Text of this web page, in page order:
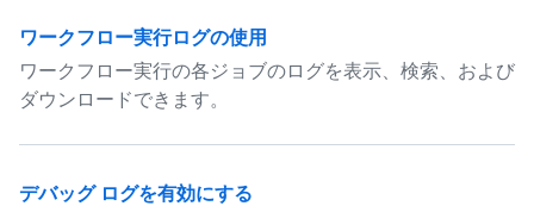
ワークフロー実行ログの使用
ワークフロー実行の各ジョブのログを表示、検索、および
ダウンロードできます。
デバッグ ログを有効にする